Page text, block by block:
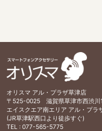
オリスマ アル・プラザ草津店
〒525-0025 滋賀県草津市西渋
エイスクエア南エリア アル・プラ
(JR草津駅西口より徒歩すぐ)
TEL : 077-565-5775